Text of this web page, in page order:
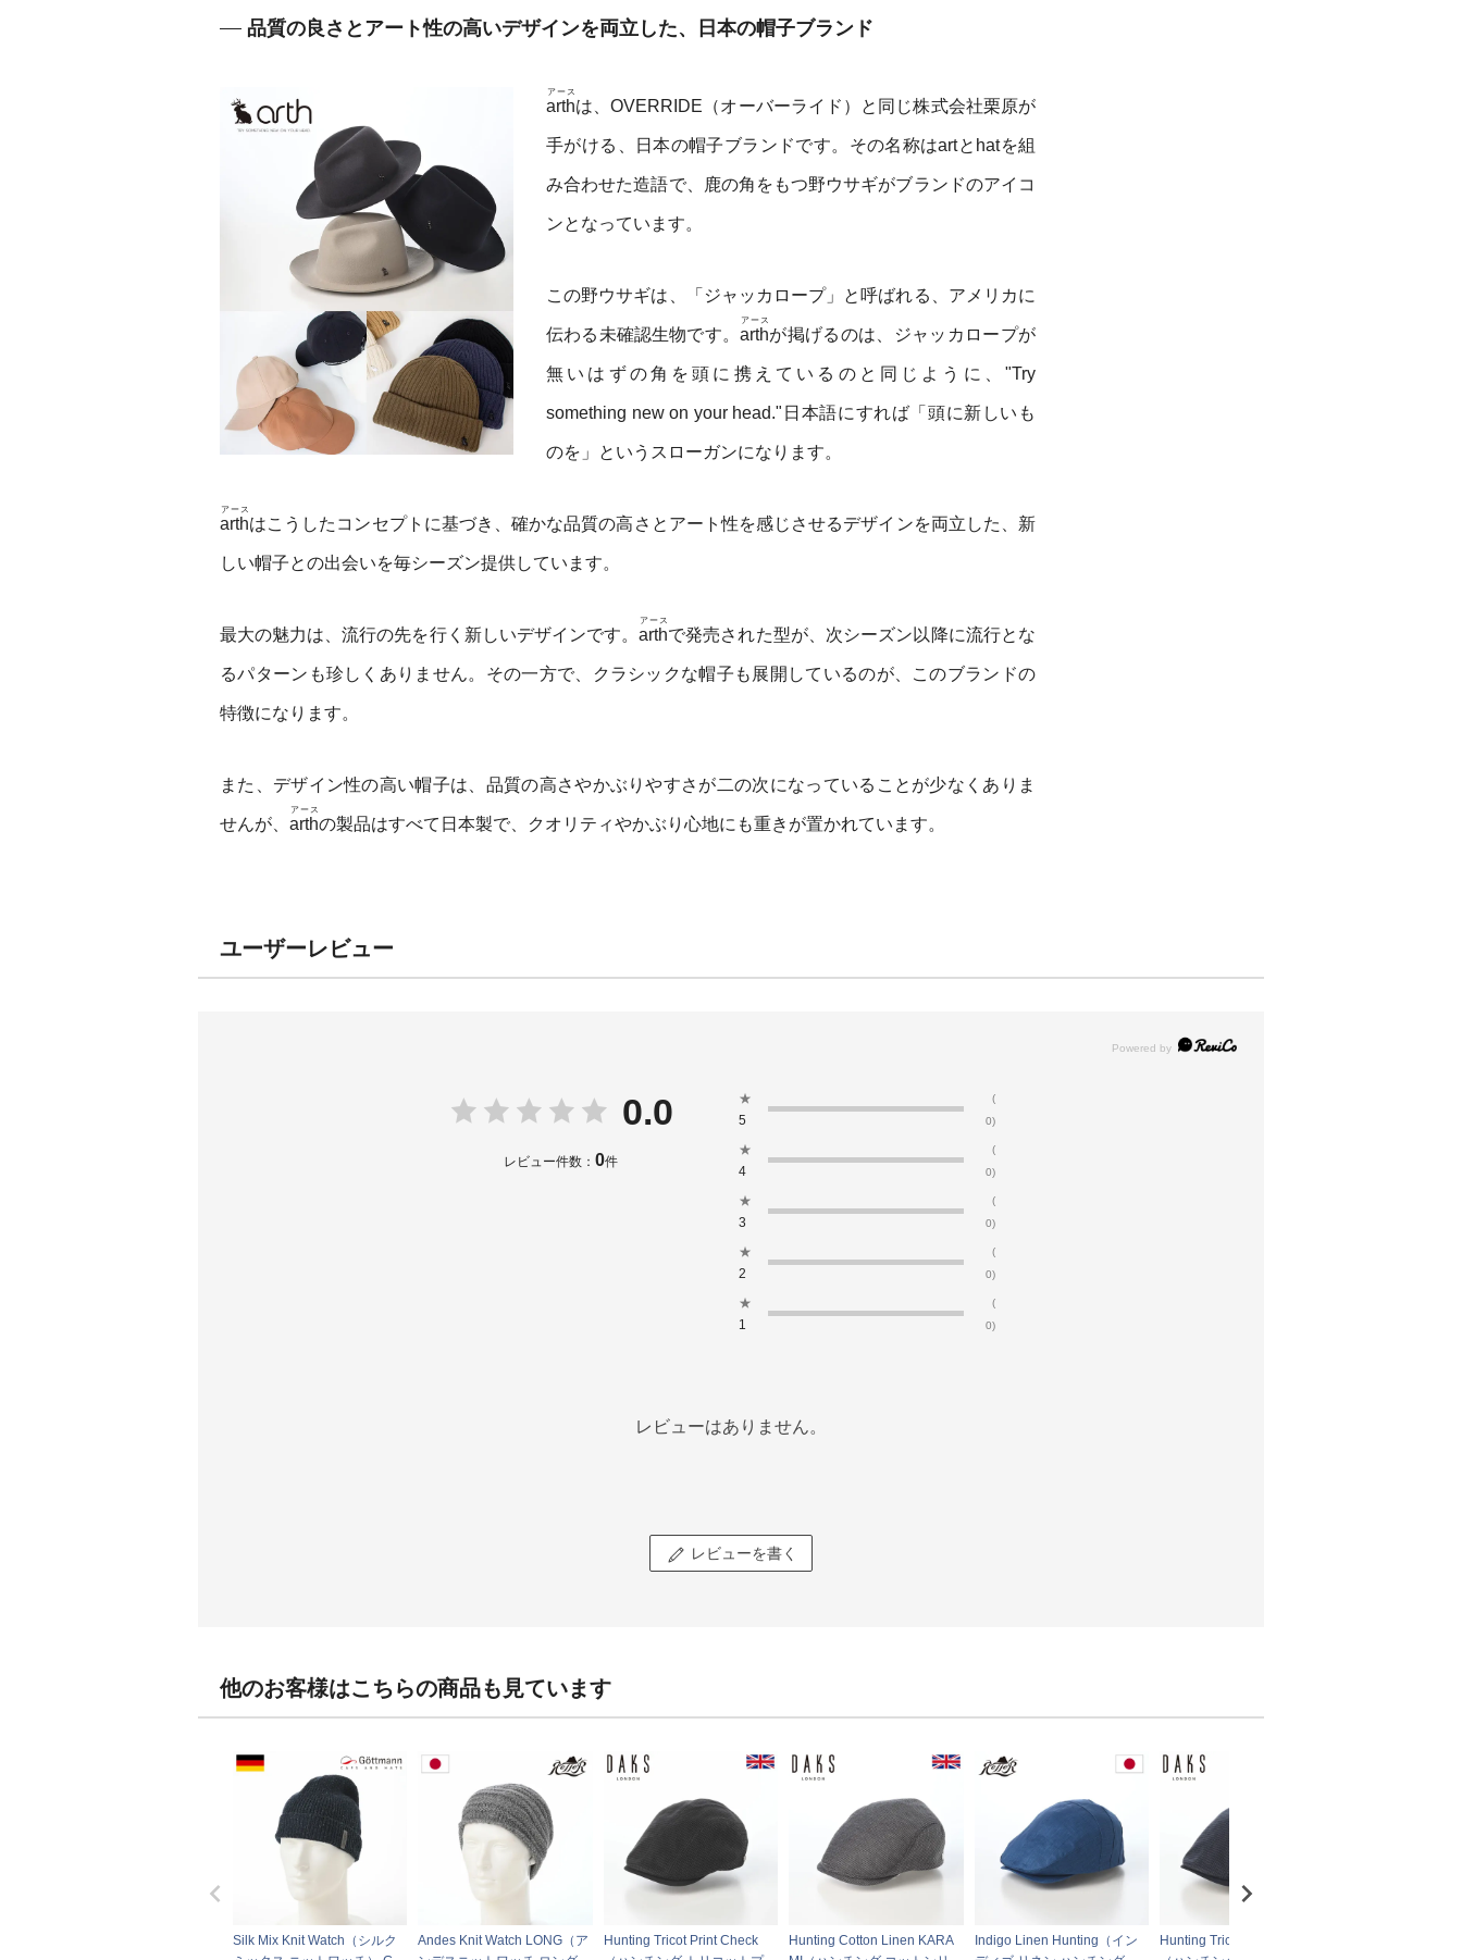
品質の良さとアート性の高いデザインを両立した、日本の帽子ブランド
arth
アース
は、OVERRIDE（オーバーライド）と同じ株式会社栗原が
手がける、日本の帽子ブランドです。その名称はartとhatを組
み合わせた造語で、鹿の角をもつ野ウサギがブランドのアイコ
ンとなっています。
この野ウサギは、「ジャッカロープ」と呼ばれる、アメリカに
伝わる未確認生物です。 arth
アース
が掲げるのは、ジャッカロープが
無いはずの角を頭に携えているのと同じように、"Try
something new on your head."日本語にすれば「頭に新しいも
のを」というスローガンになります。
arth
アース
はこうしたコンセプトに基づき、確かな品質の高さとアート性を感じさせるデザインを両立した、新
しい帽子との出会いを毎シーズン提供しています。
最大の魅力は、流行の先を行く新しいデザインです。 arth
アース
で発売された型が、次シーズン以降に流行とな
るパターンも珍しくありません。その一方で、クラシックな帽子も展開しているのが、このブランドの
特徴になります。
また、デザイン性の高い帽子は、品質の高さやかぶりやすさが二の次になっていることが少なくありま
せんが、 arth
アース
の製品はすべて日本製で、クオリティやかぶり心地にも重きが置かれています。
ユーザーレビュー
0.0
レビュー件数： 0件
★
5
(
0)
★
4
(
0)
★
3
(
0)
★
2
(
0)
★
1
(
0)
レビューはありません。
レビューを書く
他のお客様はこちらの商品も見ています
Silk Mix Knit Watch（シルク
Andes Knit Watch LONG（ア
Hunting Tricot Print Check
Hunting Cotton Linen KARA
Indigo Linen Hunting（イン
Hunting Tricot Print Check